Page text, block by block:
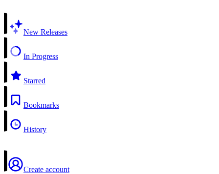
New Releases
In Progress
Starred
Bookmarks
History
Create account